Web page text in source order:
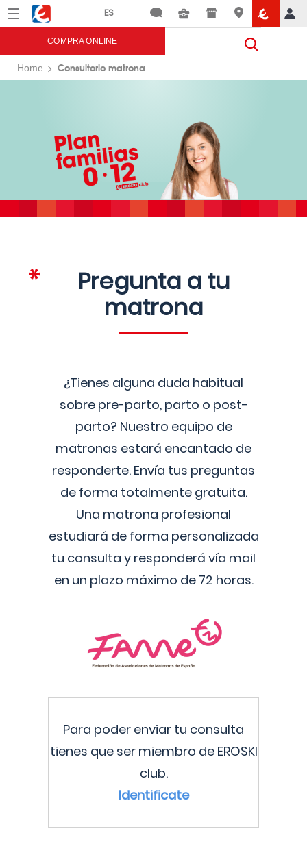
Menú Eroski
COMPRA ONLINE
Home Consultorio matrona
Pregunta a tu
matrona
¿Tienes alguna duda habitual
sobre pre-parto, parto o post-
parto? Nuestro equipo de
matronas estará encantado de
responderte. Envía tus preguntas
de forma totalmente gratuita.
Una matrona profesional
estudiará de forma personalizada
tu consulta y responderá vía mail
en un plazo máximo de 72 horas.
Para poder enviar tu consulta
tienes que ser miembro de EROSKI
club.
Identificate